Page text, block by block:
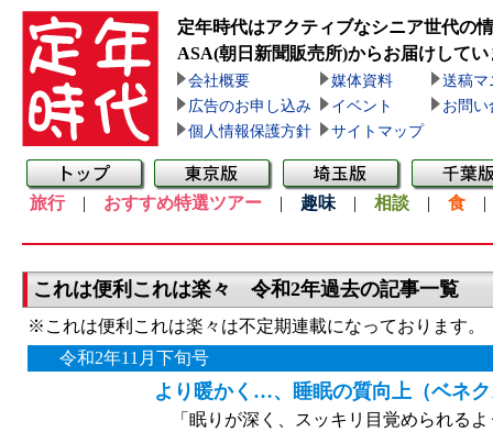
定年時代はアクティブなシニア世代の
ASA(朝日新聞販売所)からお届けしてい
会社概要 媒体資料
送稿マ
広告のお申し込み
イベント
お問い
個人情報保護方針
サイトマップ
旅行| おすすめ特選ツアー | 趣味 | 相談 | 食
これは便利これは楽々 令和2年過去の記事一覧
※これは便利これは楽々は不定期連載になっております。
令和2年11月下旬号
より暖かく…、睡眠の質向上（ベネ
「眠りが深く、スッキリ目覚められる